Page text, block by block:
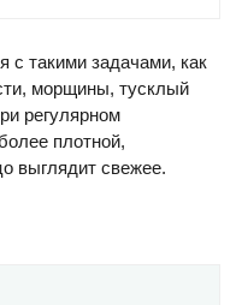
с такими задачами, как
морщины, тусклый
регулярном
плотной,
выглядит свежее.